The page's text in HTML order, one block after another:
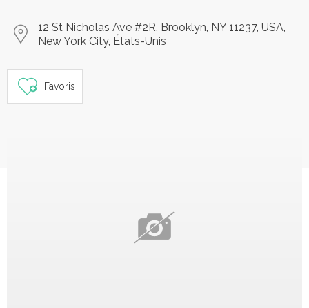
12 St Nicholas Ave #2R, Brooklyn, NY 11237, USA,
New York City, États-Unis
Favoris